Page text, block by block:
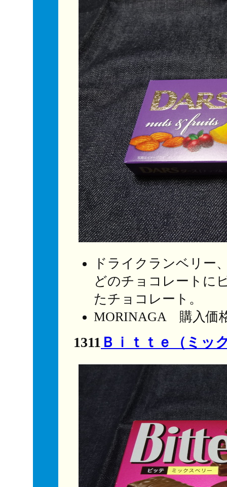
ドライクランベリー
どのチョコレートに
たチョコレート。
MORINAGA 購入価
1311 Ｂｉｔｔｅ（ミッ